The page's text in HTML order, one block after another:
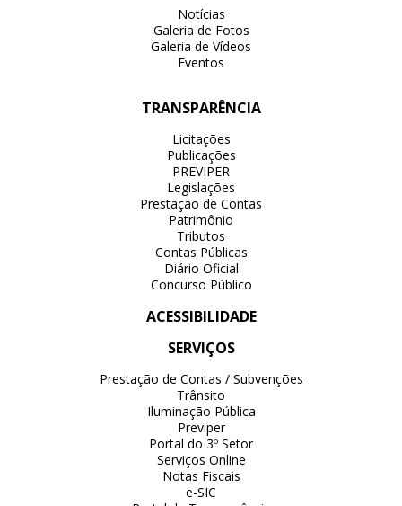
Notícias
Galeria de Fotos
Galeria de Vídeos
Eventos
TRANSPARÊNCIA
Licitações
Publicações
PREVIPER
Legislações
Prestação de Contas
Patrimônio
Tributos
Contas Públicas
Diário Oficial
Concurso Público
ACESSIBILIDADE
SERVIÇOS
Prestação de Contas / Subvenções
Trânsito
Iluminação Pública
Previper
Portal do 3º Setor
Serviços Online
Notas Fiscais
e-SIC